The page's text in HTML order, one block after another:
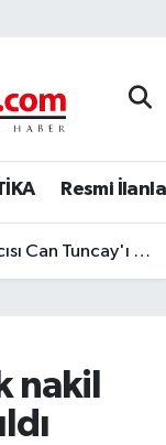
Resmi
Tuncay'ı ağırladı
nakil